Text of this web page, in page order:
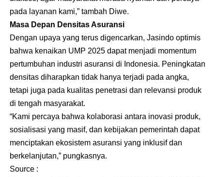
pada layanan kami,” tambah Diwe.
Masa Depan Densitas Asuransi
Dengan upaya yang terus digencarkan, Jasindo optimis
bahwa kenaikan UMP 2025 dapat menjadi momentum
pertumbuhan industri asuransi di Indonesia. Peningkatan
densitas diharapkan tidak hanya terjadi pada angka,
tetapi juga pada kualitas penetrasi dan relevansi produk
di tengah masyarakat.
“Kami percaya bahwa kolaborasi antara inovasi produk,
sosialisasi yang masif, dan kebijakan pemerintah dapat
menciptakan ekosistem asuransi yang inklusif dan
berkelanjutan,” pungkasnya.
Source :